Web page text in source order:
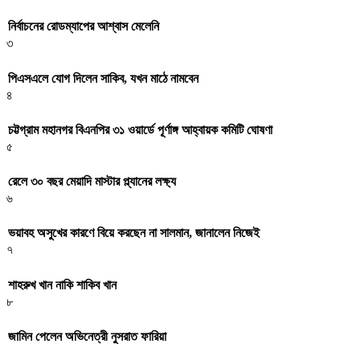
নির্বাচনের রোডম্যাপের আশ্বাস মেলেনি
৩
পিএসএলে যোগ দিলেন সাকিব, যখন মাঠে নামবেন
৪
চট্টগ্রাম মহানগর বিএনপির ৩১ ওয়ার্ডে পূর্ণাঙ্গ আহ্বায়ক কমিটি ঘোষণা
৫
রেলে ৩০ বছর মেয়াদি মাস্টার প্ল্যানের লক্ষ্য
৬
ভয়াবহ অসুখের কারণে বিয়ে করছেন না সালমান, জানালেন নিজেই
৭
শাহরুখ খান নাকি শাকিব খান
৮
জামিন পেলেন অভিনেত্রী নুসরাত ফারিয়া